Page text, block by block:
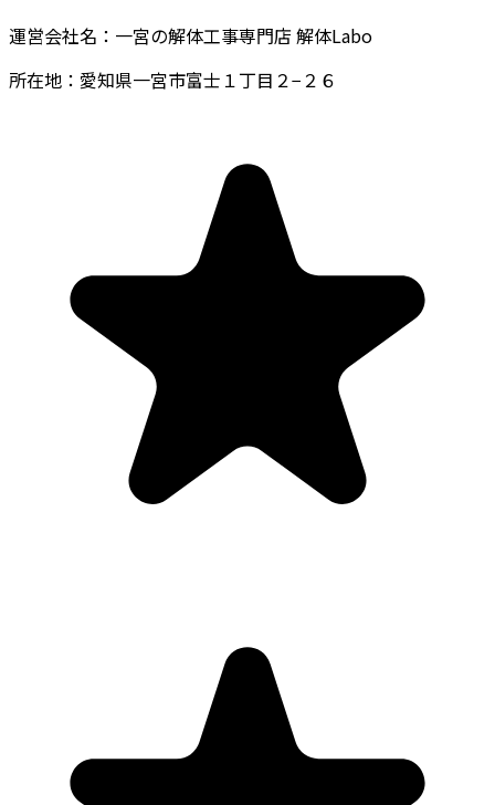
運営会社名：一宮の解体工事専門店 解体Labo
所在地：愛知県一宮市富士１丁目２−２６